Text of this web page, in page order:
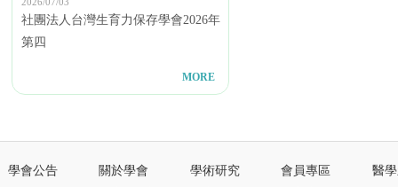
社團法人台灣生育力保存學會2026年
第四
MORE
學會公告
關於學會
學術研究
會員專區
醫